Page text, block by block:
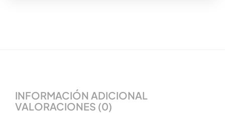
INFORMACIÓN ADICIONAL
VALORACIONES (0)